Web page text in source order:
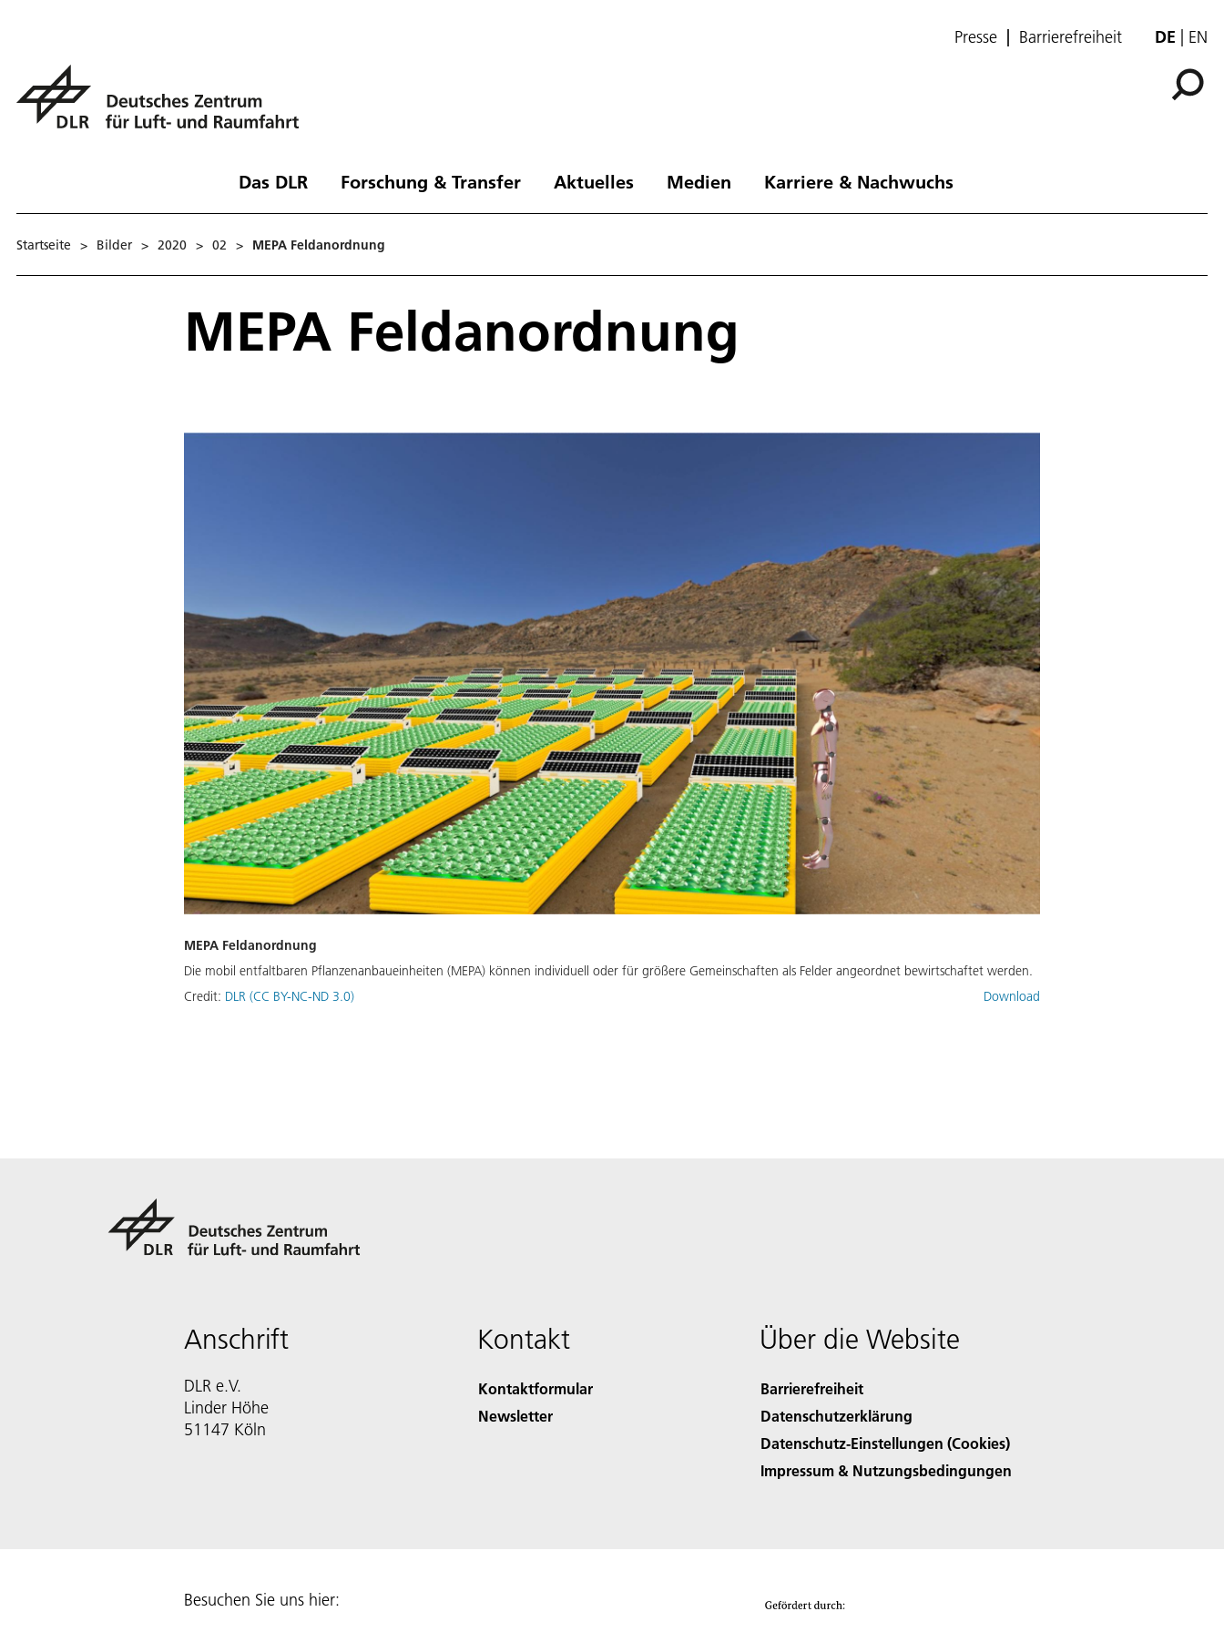
Presse Barrierefreiheit DE EN
Das DLR Forschung & Transfer Aktuelles Medien Karriere & Nachwuchs
Startseite > Bilder > 2020 > 02 > MEPA Feldanordnung
MEPA Feldanordnung
MEPA Feldanordnung
Die mobil entfaltbaren Pflanzenanbaueinheiten (MEPA) können individuell oder für größere Gemeinschaften als Felder angeordnet bewirtschaftet werden.
Credit: DLR (CC BY-NC-ND 3.0) Download
Anschrift
DLR e.V.
Linder Höhe
51147 Köln
Kontakt
Kontaktformular
Newsletter
Über die Website
Barrierefreiheit
Datenschutzerklärung
Datenschutz-Einstellungen (Cookies)
Impressum & Nutzungsbedingungen
Besuchen Sie uns hier: